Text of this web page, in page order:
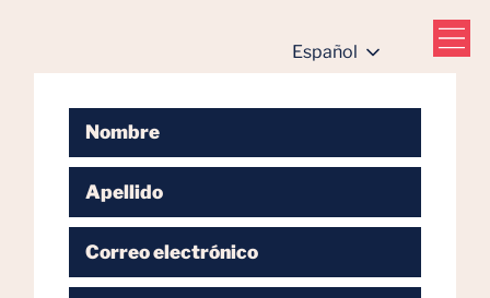
Español
Nombre
Apellido
Correo electrónico